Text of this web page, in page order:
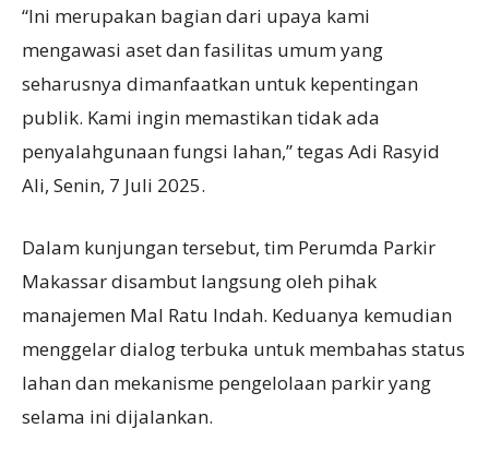
“Ini merupakan bagian dari upaya kami
mengawasi aset dan fasilitas umum yang
seharusnya dimanfaatkan untuk kepentingan
publik. Kami ingin memastikan tidak ada
penyalahgunaan fungsi lahan,” tegas Adi Rasyid
Ali, Senin, 7 Juli 2025.
Dalam kunjungan tersebut, tim Perumda Parkir
Makassar disambut langsung oleh pihak
manajemen Mal Ratu Indah. Keduanya kemudian
menggelar dialog terbuka untuk membahas status
lahan dan mekanisme pengelolaan parkir yang
selama ini dijalankan.